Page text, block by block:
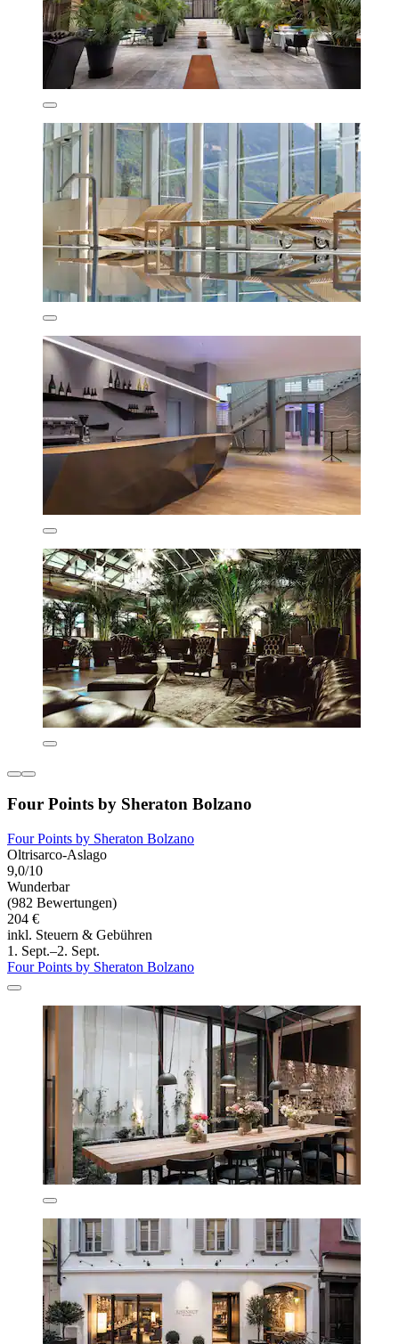
Four Points by Sheraton Bolzano
Four Points by Sheraton Bolzano
Oltrisarco-Aslago
9,0/10
Wunderbar
(982 Bewertungen)
204 €
inkl. Steuern & Gebühren
1. Sept.–2. Sept.
Four Points by Sheraton Bolzano